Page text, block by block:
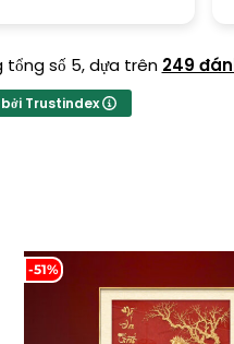
tổng số 5, dựa trên 249
Trustindex
-51%